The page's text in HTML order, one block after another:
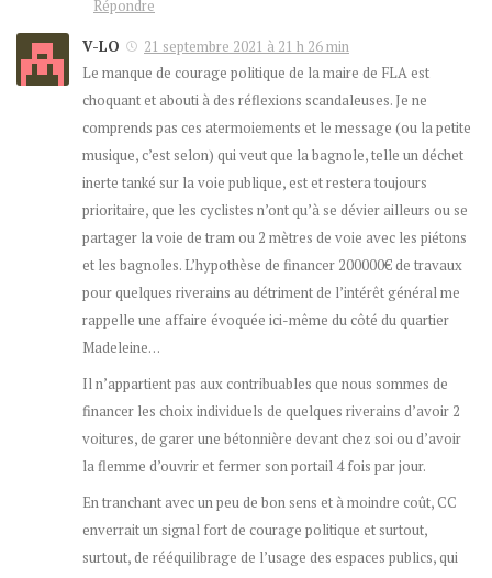
Répondre
V-LO
21 septembre 2021 à 21 h 26 min
Le manque de courage politique de la maire de FLA est
choquant et abouti à des réflexions scandaleuses. Je ne
comprends pas ces atermoiements et le message (ou la petite
musique, c’est selon) qui veut que la bagnole, telle un déchet
inerte tanké sur la voie publique, est et restera toujours
prioritaire, que les cyclistes n’ont qu’à se dévier ailleurs ou se
partager la voie de tram ou 2 mètres de voie avec les piétons
et les bagnoles. L’hypothèse de financer 200000€ de travaux
pour quelques riverains au détriment de l’intérêt général me
rappelle une affaire évoquée ici-même du côté du quartier
Madeleine…
Il n’appartient pas aux contribuables que nous sommes de
financer les choix individuels de quelques riverains d’avoir 2
voitures, de garer une bétonnière devant chez soi ou d’avoir
la flemme d’ouvrir et fermer son portail 4 fois par jour.
En tranchant avec un peu de bon sens et à moindre coût, CC
enverrait un signal fort de courage politique et surtout,
surtout, de rééquilibrage de l’usage des espaces publics, qui